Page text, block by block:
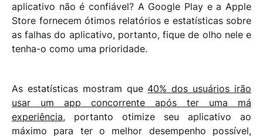
aplicativo não é confiável? A Google Play e a Apple
Store fornecem ótimos relatórios e estatísticas sobre
as falhas do aplicativo, portanto, fique de olho nele e
tenha-o como uma prioridade.
As estatísticas mostram que 40% dos usuários irão
usar um app concorrente após ter uma má
experiência, portanto otimize seu aplicativo ao
máximo para ter o melhor desempenho possível,